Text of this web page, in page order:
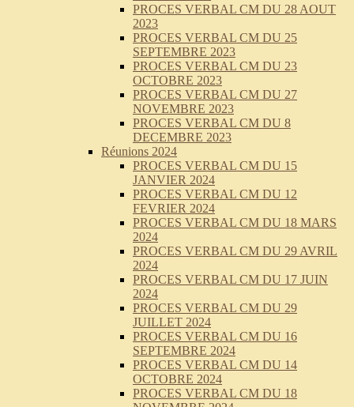
PROCES VERBAL CM DU 28 AOUT
2023
PROCES VERBAL CM DU 25
SEPTEMBRE 2023
PROCES VERBAL CM DU 23
OCTOBRE 2023
PROCES VERBAL CM DU 27
NOVEMBRE 2023
PROCES VERBAL CM DU 8
DECEMBRE 2023
Réunions 2024
PROCES VERBAL CM DU 15
JANVIER 2024
PROCES VERBAL CM DU 12
FEVRIER 2024
PROCES VERBAL CM DU 18 MARS
2024
PROCES VERBAL CM DU 29 AVRIL
2024
PROCES VERBAL CM DU 17 JUIN
2024
PROCES VERBAL CM DU 29
JUILLET 2024
PROCES VERBAL CM DU 16
SEPTEMBRE 2024
PROCES VERBAL CM DU 14
OCTOBRE 2024
PROCES VERBAL CM DU 18